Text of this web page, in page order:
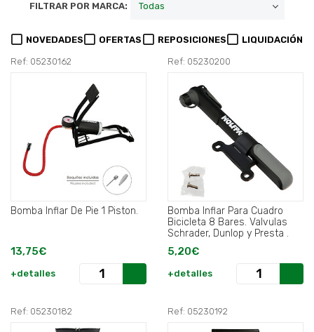
FILTRAR POR MARCA:
NOVEDADES OFERTAS REPOSICIONES LIQUIDACIÓN
Ref: 05230162
Bomba Inflar De Pie 1 Piston.
13,75€
+detalles
Ref: 05230200
Bomba Inflar Para Cuadro
Bicicleta 8 Bares. Valvulas
Schrader, Dunlop y Presta .
5,20€
+detalles
Ref: 05230182 Ref: 05230192